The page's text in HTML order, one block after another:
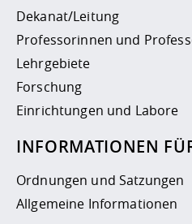
Dekanat/Leitung
Professorinnen und
Lehrgebiete
Forschung
Einrichtungen und Labore
INFORMATIONEN
Ordnungen und Satzungen
Allgemeine Informationen